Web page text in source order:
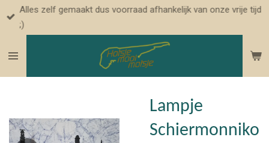
Ga
direct
de
Alles zelf gemaakt dus voorraad afhankelijk van onze vrije tijd
;)
Lampje
Schiermonniko